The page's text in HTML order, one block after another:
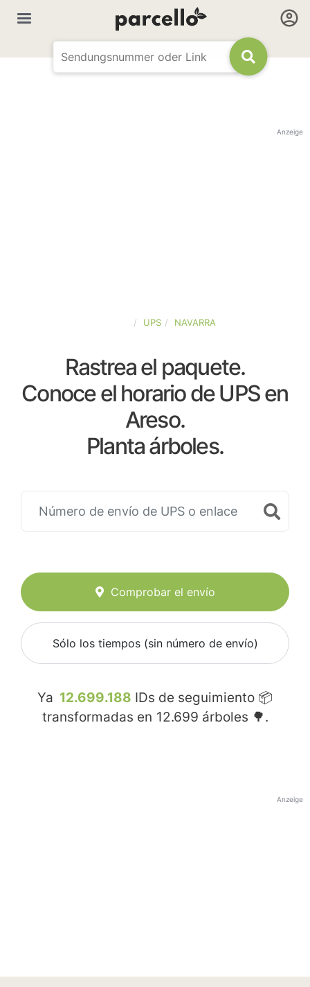
Anzeige
UPS NAVARRA
Rastrea el paquete.
Conoce el horario de UPS en
Areso.
Planta árboles.
Comprobar el envío
Sólo los tiempos (sin número de envío)
Ya 12.699.188 IDs de seguimiento 📦
transformadas en 12.699 árboles 🌳.
Anzeige